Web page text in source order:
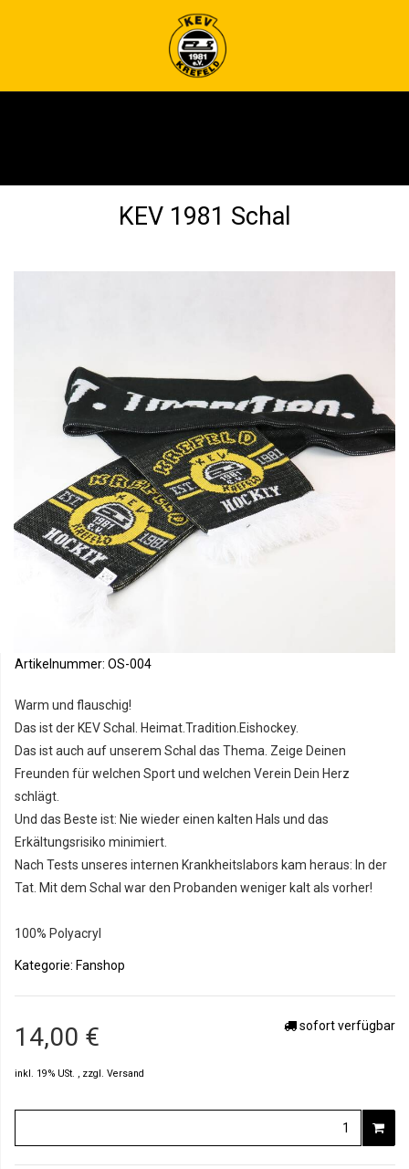
KEV 1981 Schal
Artikelnummer: OS-004
Warm und flauschig!
Das ist der KEV Schal. Heimat.Tradition.Eishockey.
Das ist auch auf unserem Schal das Thema. Zeige Deinen
Freunden für welchen Sport und welchen Verein Dein Herz
schlägt.
Und das Beste ist: Nie wieder einen kalten Hals und das
Erkältungsrisiko minimiert.
Nach Tests unseres internen Krankheitslabors kam heraus: In der
Tat. Mit dem Schal war den Probanden weniger kalt als vorher!
100% Polyacryl
Kategorie: Fanshop
14,00 €
inkl. 19% USt. , zzgl. Versand
sofort verfügbar